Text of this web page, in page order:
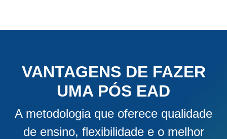
VANTAGENS DE FAZER
UMA PÓS EAD
A metodologia que oferece qualidade
de ensino, flexibilidade e o melhor